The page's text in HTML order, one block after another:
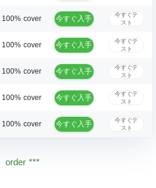
100% cover 今すぐ入手
今すぐテ
スト
100% cover 今すぐ入手
今すぐテ
スト
100% cover 今すぐ入手
今すぐテ
スト
100% cover 今すぐ入手
今すぐテ
スト
100% cover 今すぐ入手
今すぐテ
スト
order ***